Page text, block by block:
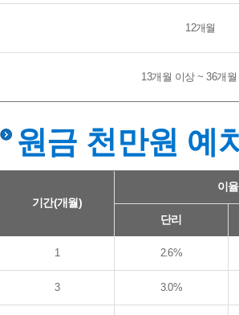
12개월
13개월 이상 ~ 36개
원금 천만원 예
원금 천만원 예치시 수익율 비교도표 - 기간(개월), 이율, 일반(세후), 비과세종합저축
기간(개월)
이율
단리
1 2.6%
3 3.0%